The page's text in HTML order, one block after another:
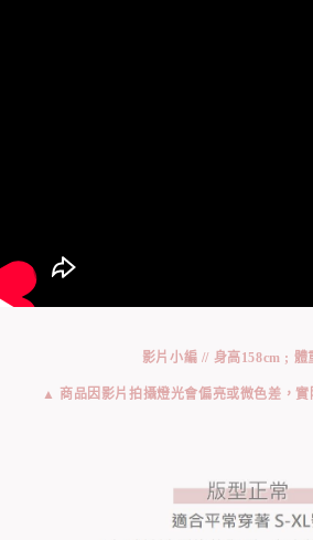
影片小編 // 身高158cm ; 體
▲ 商品因影片拍攝燈光會偏亮或微色差，